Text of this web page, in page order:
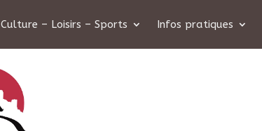
Culture – Loisirs – Sports Infos pratiques